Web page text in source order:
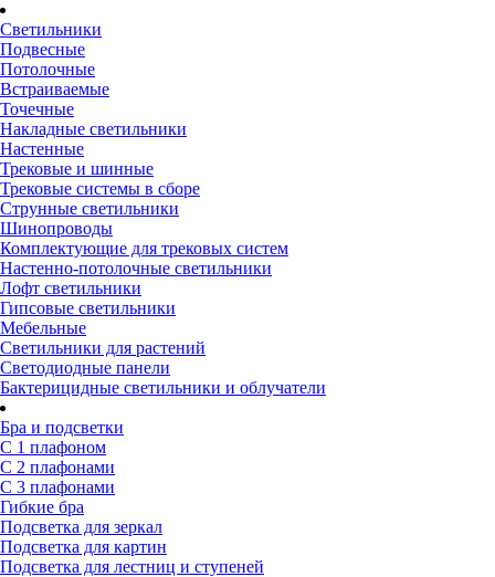
Светильники
Подвесные
Потолочные
Встраиваемые
Точечные
Накладные светильники
Настенные
Трековые и шинные
Трековые системы в сборе
Струнные светильники
Шинопроводы
Комплектующие для трековых систем
Настенно-потолочные светильники
Лофт светильники
Гипсовые светильники
Мебельные
Светильники для растений
Светодиодные панели
Бактерицидные светильники и облучатели
Бра и подсветки
С 1 плафоном
С 2 плафонами
С 3 плафонами
Гибкие бра
Подсветка для зеркал
Подсветка для картин
Подсветка для лестниц и ступеней